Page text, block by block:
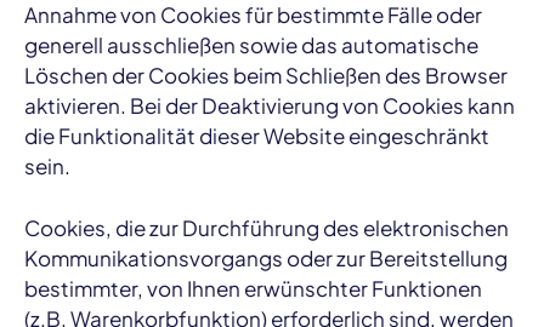
Annahme von Cookies für bestimmte Fälle oder
generell ausschließen sowie das automatische
Löschen der Cookies beim Schließen des Browser
aktivieren. Bei der Deaktivierung von Cookies kann
die Funktionalität dieser Website eingeschränkt
sein.
Cookies, die zur Durchführung des elektronischen
Kommunikationsvorgangs oder zur Bereitstellung
bestimmter, von Ihnen erwünschter Funktionen
(z.B. Warenkorbfunktion) erforderlich sind, werden